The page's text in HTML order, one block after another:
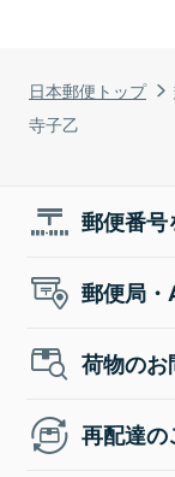
日本郵便トップ
寺子乙
郵便番号
郵便局
荷物の
再配達の